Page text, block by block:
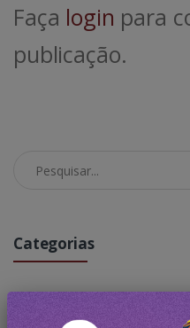
Faça login para
publicação.
Pesquisar no Blog
Categorias